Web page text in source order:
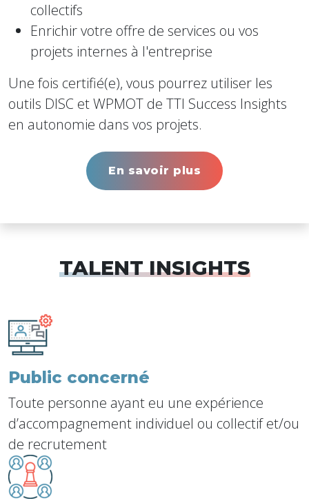
collectifs
Enrichir votre offre de services ou vos
projets internes à l'entreprise
Une fois certifié(e), vous pourrez utiliser les
outils DISC et WPMOT de TTI Success Insights
en autonomie dans vos projets.
En savoir plus
TALENT INSIGHTS
Public concerné
Toute personne ayant eu une expérience
d’accompagnement individuel ou collectif et/ou
de recrutement